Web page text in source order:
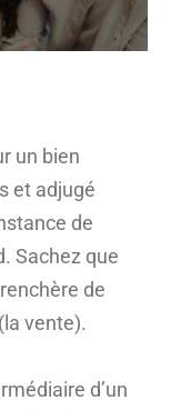
un bien
et adjugé
de
Sachez que
de
vente).
d’un